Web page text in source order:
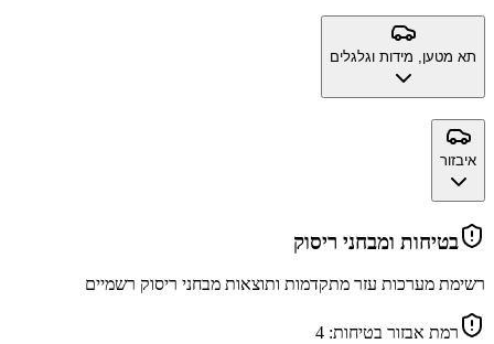
תא מטען, מידות וגלגלים
איבזור
בטיחות ומבחני ריסוק
רשימת מערכות עזר מתקדמות ותוצאות מבחני ריסוק רשמיים
רמת אבזור בטיחות: 4